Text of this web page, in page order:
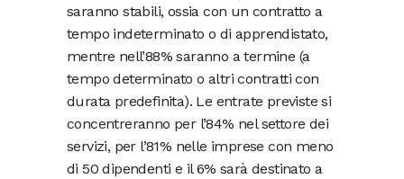
saranno stabili, ossia con un contratto a
tempo indeterminato o di apprendistato,
mentre nell’88% saranno a termine (a
tempo determinato o altri contratti con
durata predefinita). Le entrate previste si
concentreranno per l’84% nel settore dei
servizi, per l’81% nelle imprese con meno
di 50 dipendenti e il 6% sarà destinato a